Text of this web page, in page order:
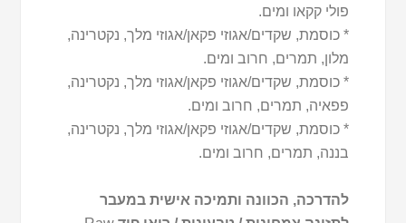
פולי קקאו ומים.
* כוסמת, שקדים/אגוזי פקאן/אגוזי מלך, נקטרינה,
מלון, תמרים, חרוב ומים.
* כוסמת, שקדים/אגוזי פקאן/אגוזי מלך, נקטרינה,
פפאיה, תמרים, חרוב ומים.
* כוסמת, שקדים/אגוזי פקאן/אגוזי מלך, נקטרינה,
בננה, תמרים, חרוב ומים.
להדרכה, הכוונה ותמיכה אישית במעבר